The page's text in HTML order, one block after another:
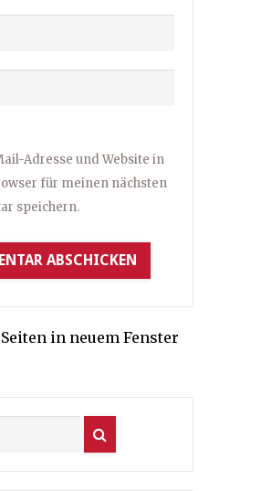
Adresse und Website in
für meinen nächsten
speichern.
in neuem Fenster